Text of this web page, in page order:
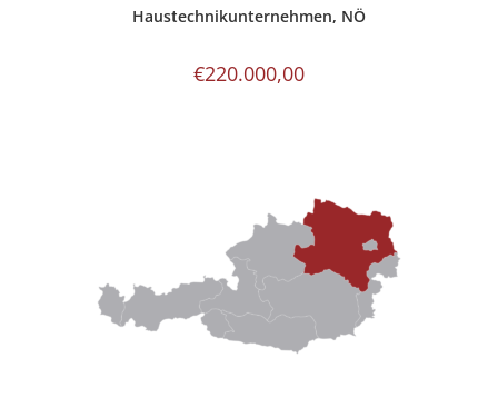
Haustechnikunternehmen, NÖ
€220.000,00